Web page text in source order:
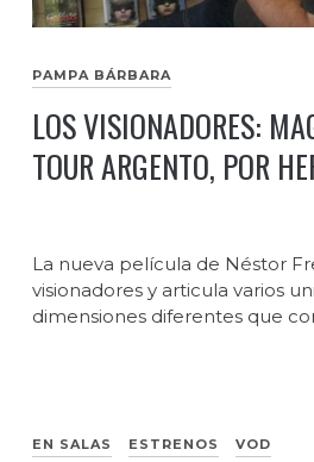
PAMPA BÁRBARA
LOS VISIONADORES:
TOUR ARGENTO, POR
La nueva película de Néstor
visionadores y articula varios
dimensiones diferentes que
EN SALAS ESTRENOS VOD